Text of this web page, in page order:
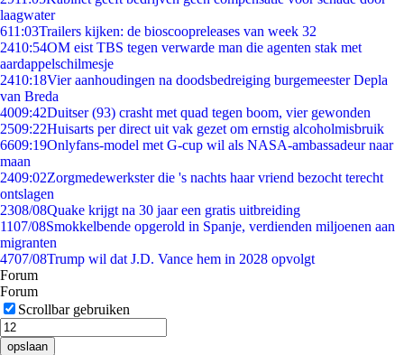
laagwater
611:03Trailers kijken: de bioscoopreleases van week 32
2410:54OM eist TBS tegen verwarde man die agenten stak met
aardappelschilmesje
2410:18Vier aanhoudingen na doodsbedreiging burgemeester Depla
van Breda
4009:42Duitser (93) crasht met quad tegen boom, vier gewonden
2509:22Huisarts per direct uit vak gezet om ernstig alcoholmisbruik
6609:19Onlyfans-model met G-cup wil als NASA-ambassadeur naar
maan
2409:02Zorgmedewerkster die 's nachts haar vriend bezocht terecht
ontslagen
2308/08Quake krijgt na 30 jaar een gratis uitbreiding
1107/08Smokkelbende opgerold in Spanje, verdienden miljoenen aan
migranten
4707/08Trump wil dat J.D. Vance hem in 2028 opvolgt
Forum
Forum
Scrollbar gebruiken
opslaan